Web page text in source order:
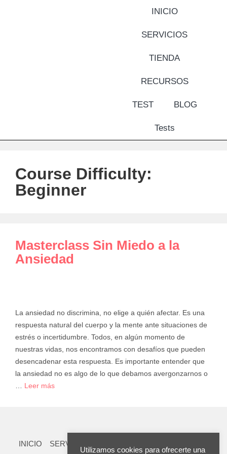
INICIO
SERVICIOS
TIENDA
RECURSOS
TEST BLOG
Tests
Course Difficulty:
Beginner
Masterclass Sin Miedo a la
Ansiedad
La ansiedad no discrimina, no elige a quién afectar. Es una
respuesta natural del cuerpo y la mente ante situaciones de
estrés o incertidumbre. Todos, en algún momento de
nuestras vidas, nos encontramos con desafíos que pueden
desencadenar esta respuesta. Es importante entender que
la ansiedad no es algo de lo que debamos avergonzarnos o
Leer más
INICIO SERVICIOS
Utilizamos cookies para ofrecerte una